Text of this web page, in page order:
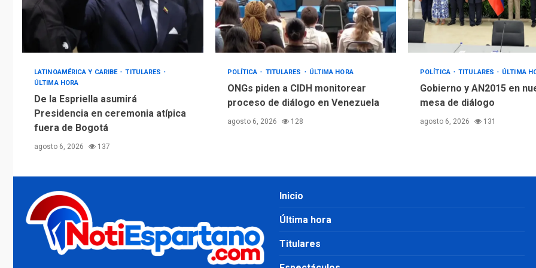
LATINOAMÉRICA Y CARIBE
TITULARES
ÚLTIMA HORA
De la Espriella asumirá
Presidencia en ceremonia atípica
fuera de Bogotá
agosto 6, 2026 137
POLÍTICA TITULARES ÚLTIMA HORA
ONGs piden a CIDH monitorear
proceso de diálogo en Venezuela
agosto 6, 2026 128
POLÍTICA TITULARES ÚLTIMA
Gobierno y AN2015 en
mesa de diálogo
agosto 6, 2026 131
Inicio
Última hora
Titulares